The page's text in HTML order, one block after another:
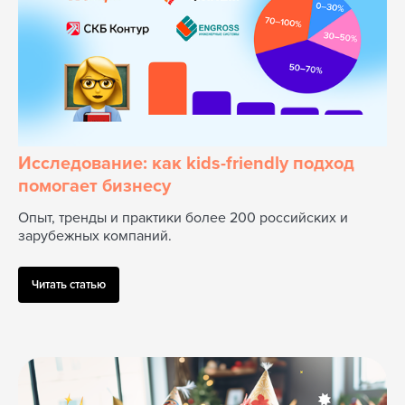
Исследование: как kids-friendly подход
помогает бизнесу
Опыт, тренды и практики более 200 российских и
зарубежных компаний.
Читать статью
домашним помощником от SberDevices,
была разработана увлекательная
обучающая игра с дополненной
зверят на столе, они оживают на экране.
Настоящая магия!
Смотреть кейс